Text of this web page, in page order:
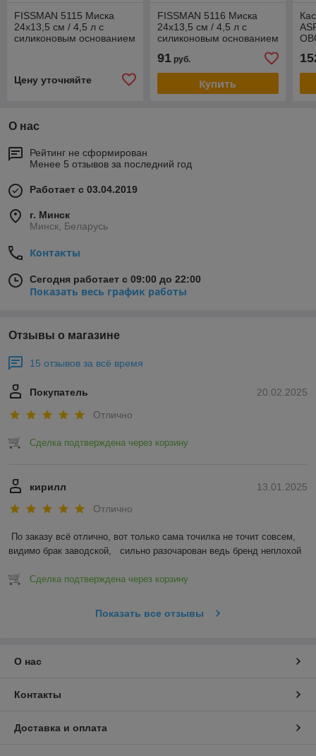
FISSMAN 5115 Миска
24x13,5 см / 4,5 л с
силиконовым основанием
Цену уточняйте
FISSMAN 5116 Миска
24x13,5 см / 4,5 л с
силиконовым основанием
и пластиковой крышкой
(нержавеющая сталь)
91руб.
Купить
О нас
Рейтинг не сформирован
Менее 5 отзывов за последний год
Работает с 03.04.2019
г. Минск
Минск, Беларусь
Контакты
Сегодня работает с 09:00 до 22:00
Показать весь график работы
Отзывы о магазине
15 отзывов за всё время
20.02.2025
Покупатель
Отлично
Сделка подтверждена через корзину
13.01.2025
кирилл
Отлично
По заказу всё отлично, вот только сама точилка не точит совсем,
видимо брак заводской,   сильно разочарован ведь бренд неплохой
Сделка подтверждена через корзину
Показать все отзывы
О нас
Контакты
Доставка и оплата